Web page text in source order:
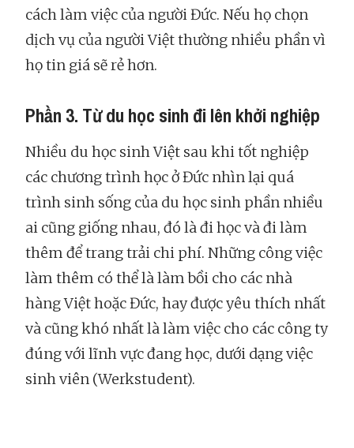
cách làm việc của người Đức. Nếu họ chọn
dịch vụ của người Việt thường nhiều phần vì
họ tin giá sẽ rẻ hơn.
Phần 3. Từ du học sinh đi lên khởi nghiệp
Nhiều du học sinh Việt sau khi tốt nghiệp
các chương trình học ở Đức nhìn lại quá
trình sinh sống của du học sinh phần nhiều
ai cũng giống nhau, đó là đi học và đi làm
thêm để trang trải chi phí. Những công việc
làm thêm có thể là làm bồi cho các nhà
hàng Việt hoặc Đức, hay được yêu thích nhất
và cũng khó nhất là làm việc cho các công ty
đúng với lĩnh vực đang học, dưới dạng việc
sinh viên (Werkstudent).